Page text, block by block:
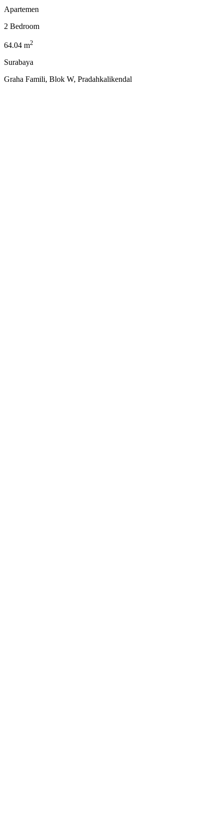
Apartemen
2 Bedroom
64.04 m2
Surabaya
Graha Famili, Blok W, Pradahkalikendal